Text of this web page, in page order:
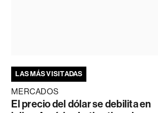
LAS MÁS VISITADAS
MERCADOS
El precio del dólar se debilita en